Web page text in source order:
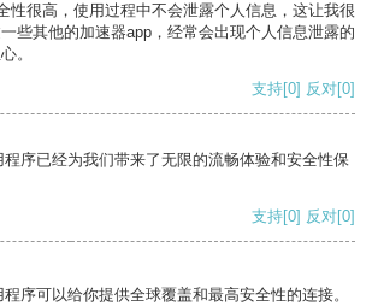
性很高，使用过程中不会泄露个人信息，这让我很
些其他的加速器app，经常会出现个人信息泄露的
。
支持[0] 反对[0]
序已经为我们带来了无限的流畅体验和安全性保
支持[0] 反对[0]
序可以给你提供全球覆盖和最高安全性的连接。